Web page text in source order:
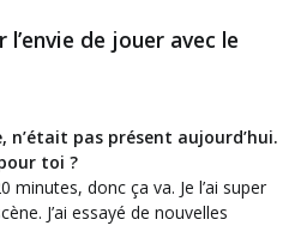
de jouer avec le
pas présent aujourd’hui.
toi ?
minutes, donc ça va. Je l’ai super
J’ai essayé de nouvelles